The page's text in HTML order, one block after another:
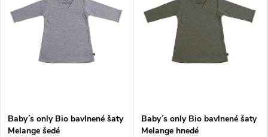
Baby´s only Bio bavlnené šaty
Melange šedé
Baby´s only Bio bavlnené šaty
Melange hnedé